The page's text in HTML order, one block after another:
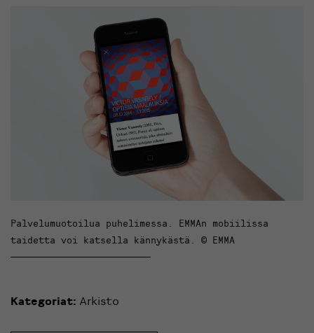
Palvelumuotoilua puhelimessa. EMMAn mobiilissa
taidetta voi katsella kännykästä. © EMMA
Kategoriat: Arkisto